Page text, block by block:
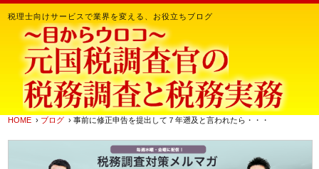
税理士向けサービスで業界を変える、お役立ちブログ
HOME › ブログ › 事前に修正申告を提出して７年遡及と言われたら・・・